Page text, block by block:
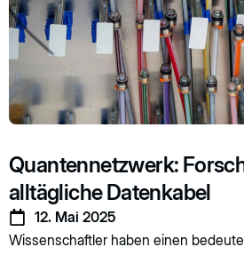
Quantennetzwerk:
alltägliche Datenkabel
12. Mai 2025
Wissenschaftler haben einen